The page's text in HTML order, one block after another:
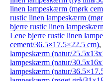
linen lampeskærm (mørk
rustic linen lampeskærm
bjerre rustic linen
Lene bjerre rustic linen
cement/36.5×17.5×22.5 cm),
lampeskærm (natur/
lampeskærm (natur/
lampeskærm (natur/